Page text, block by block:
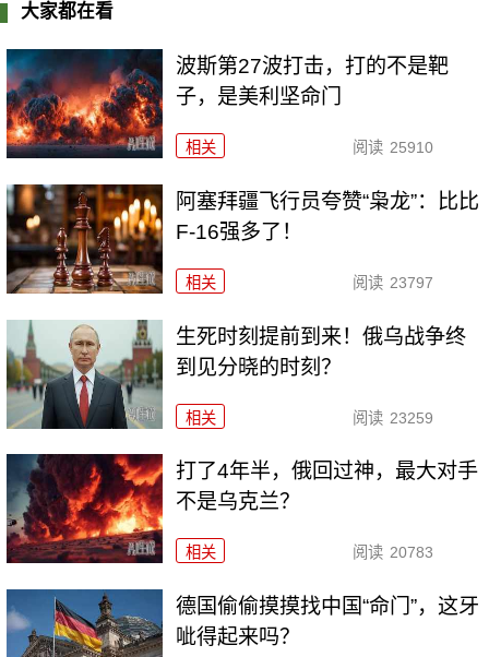
大家都在看
波斯第27波打击，打的不是靶
子，是美利坚命门
相关 阅读 25910
阿塞拜疆飞行员夸赞“枭龙”：比比
F-16强多了！
相关 阅读 23797
生死时刻提前到来！俄乌战争终
到见分晓的时刻？
相关 阅读 23259
打了4年半，俄回过神，最大对手
不是乌克兰？
相关 阅读 20783
德国偷偷摸摸找中国“命门”，这牙
呲得起来吗？